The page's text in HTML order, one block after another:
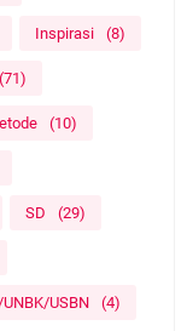
Inspirasi (8)
(71)
(10)
SD (29)
USBN (4)